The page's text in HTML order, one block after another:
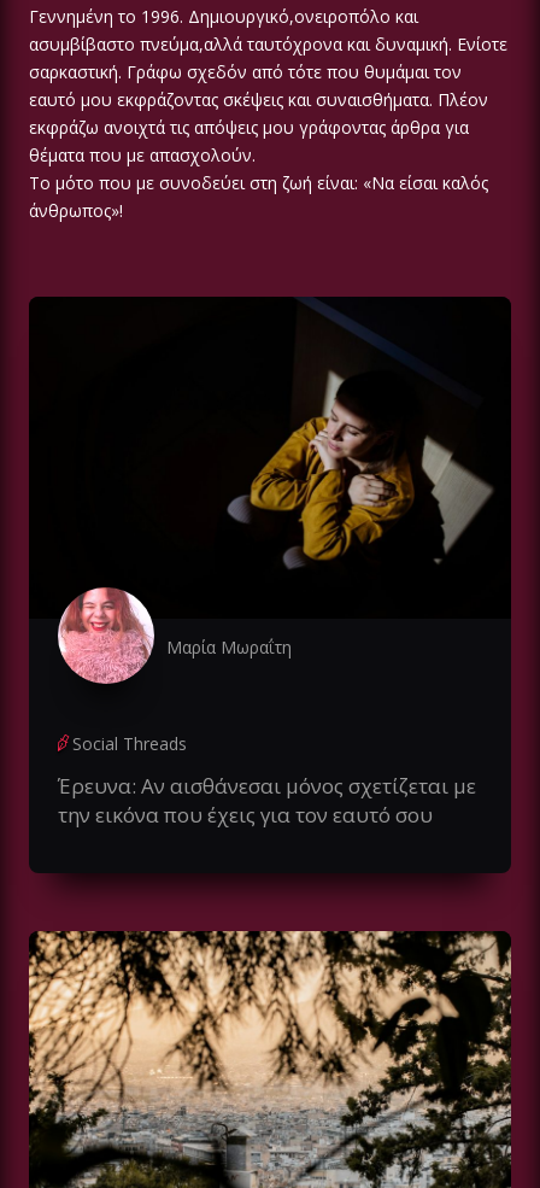
Γεννημένη το 1996. Δημιουργικό,ονειροπόλο και
ασυμβίβαστο πνεύμα,αλλά ταυτόχρονα και δυναμική. Ενίοτε
σαρκαστική. Γράφω σχεδόν από τότε που θυμάμαι τον
εαυτό μου εκφράζοντας σκέψεις και συναισθήματα. Πλέον
εκφράζω ανοιχτά τις απόψεις μου γράφοντας άρθρα για
θέματα που με απασχολούν.
Το μότο που με συνοδεύει στη ζωή είναι: «Να είσαι καλός
άνθρωπος»!
Μαρία Μωραΐτη
Social Threads
Έρευνα: Αν αισθάνεσαι μόνος σχετίζεται με
την εικόνα που έχεις για τον εαυτό σου